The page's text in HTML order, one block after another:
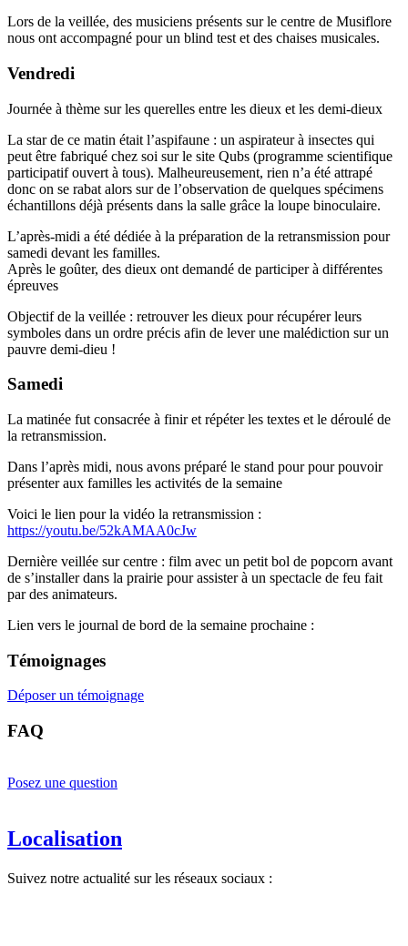
Lors de la veillée, des musiciens présents sur le centre de Musiflore
nous ont accompagné pour un blind test et des chaises musicales.
Vendredi
Journée à thème sur les querelles entre les dieux et les demi-dieux
La star de ce matin était l’aspifaune : un aspirateur à insectes qui
peut être fabriqué chez soi sur le site Qubs (programme scientifique
participatif ouvert à tous). Malheureusement, rien n’a été attrapé
donc on se rabat alors sur de l’observation de quelques spécimens
échantillons déjà présents dans la salle grâce la loupe binoculaire.
L’après-midi a été dédiée à la préparation de la retransmission pour
samedi devant les familles.
Après le goûter, des dieux ont demandé de participer à différentes
épreuves
Objectif de la veillée : retrouver les dieux pour récupérer leurs
symboles dans un ordre précis afin de lever une malédiction sur un
pauvre demi-dieu !
Samedi
La matinée fut consacrée à finir et répéter les textes et le déroulé de
la retransmission.
Dans l’après midi, nous avons préparé le stand pour pour pouvoir
présenter aux familles les activités de la semaine
Voici le lien pour la vidéo la retransmission :
https://youtu.be/52kAMAA0cJw
Dernière veillée sur centre : film avec un petit bol de popcorn avant
de s’installer dans la prairie pour assister à un spectacle de feu fait
par des animateurs.
Lien vers le journal de bord de la semaine prochaine :
Témoignages
Déposer un témoignage
FAQ
Posez une question
Localisation
Suivez notre actualité sur les réseaux sociaux :